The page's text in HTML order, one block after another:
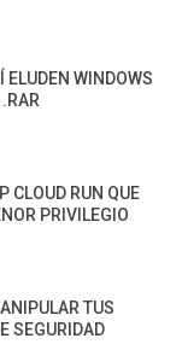
ELUDEN WINDOWS
CLOUD RUN QUE
PRIVILEGIO
TUS
SEGURIDAD